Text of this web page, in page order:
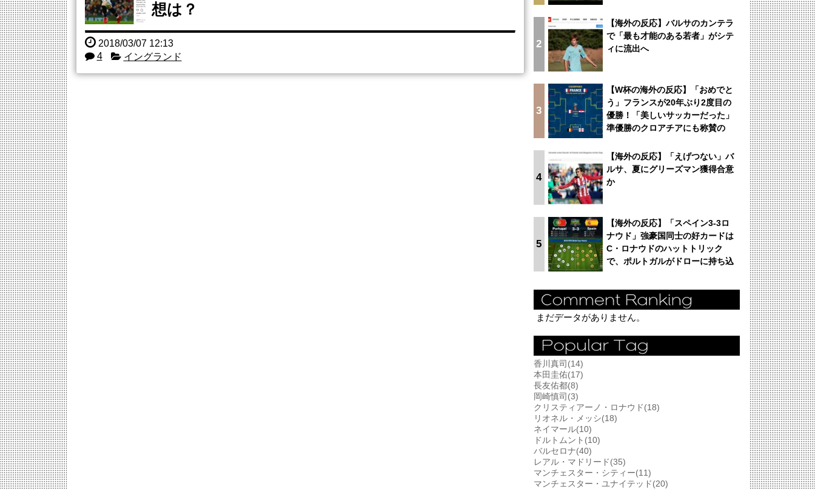
想は？
2018/03/07 12:13
4
イングランド
2
【海外の反応】バルサのカンテラ
で「最も才能のある若者」がシテ
ィに流出へ
3
【W杯の海外の反応】「おめでと
う」フランスが20年ぶり2度目の
優勝！「美しいサッカーだった」
準優勝のクロアチアにも称賛の
4
【海外の反応】「えげつない」バ
ルサ、夏にグリーズマン獲得合意
か
5
【海外の反応】「スペイン3-3ロ
ナウド」強豪国同士の好カードは
C・ロナウドのハットトリック
で、ポルトガルがドローに持ち込
まだデータがありません。
香川真司(14)
本田圭佑(17)
長友佑都(8)
岡崎慎司(3)
クリスティアーノ・ロナウド(18)
リオネル・メッシ(18)
ネイマール(10)
ドルトムント(10)
バルセロナ(40)
レアル・マドリード(35)
マンチェスター・シティー(11)
マンチェスター・ユナイテッド(20)